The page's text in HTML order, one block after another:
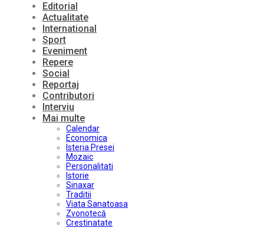
Editorial
Actualitate
International
Sport
Eveniment
Repere
Social
Reportaj
Contributori
Interviu
Mai multe
Calendar
Economica
Isteria Presei
Mozaic
Personalitati
Istorie
Sinaxar
Traditii
Viata Sanatoasa
Zvonotecă
Crestinatate